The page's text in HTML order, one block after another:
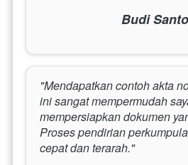
Budi
"Mendapatkan contoh akta
ini sangat mempermudah
mempersiapkan dokumen
Proses pendirian
cepat dan terarah."